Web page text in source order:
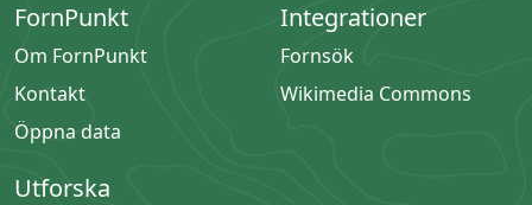
FornPunkt
Om FornPunkt
Kontakt
Öppna data
Integrationer
Fornsök
Wikimedia Commons
Utforska